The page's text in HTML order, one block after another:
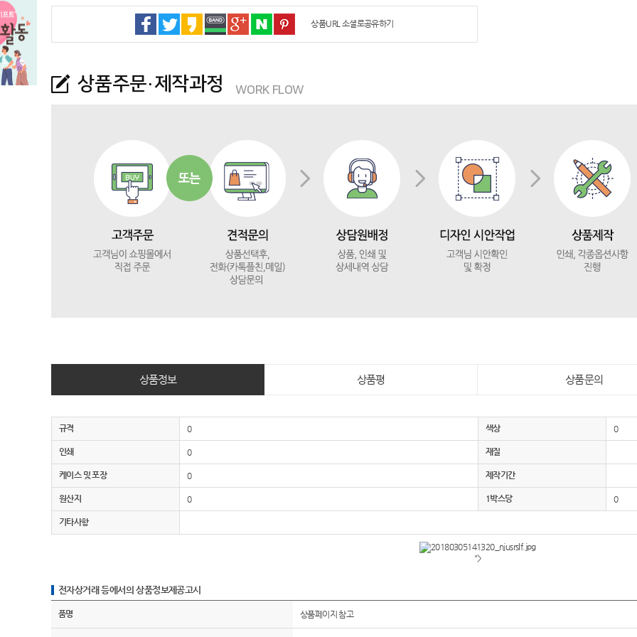
상품URL 소셜로공유하기
상품주문·제작과정 WORK FLOW
상품정보 상품평 상품문의
규격 0 색상 0
인쇄 0 재질
케이스 및 포장 0 제작기간
원산지 0 1박스당 0
기타사항
">
전자상거래 등에서의 상품정보제공고시
품명 상품페이지 참고